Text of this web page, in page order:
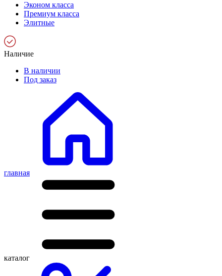
Эконом класса
Премиум класса
Элитные
Наличие
В наличии
Под заказ
главная
каталог